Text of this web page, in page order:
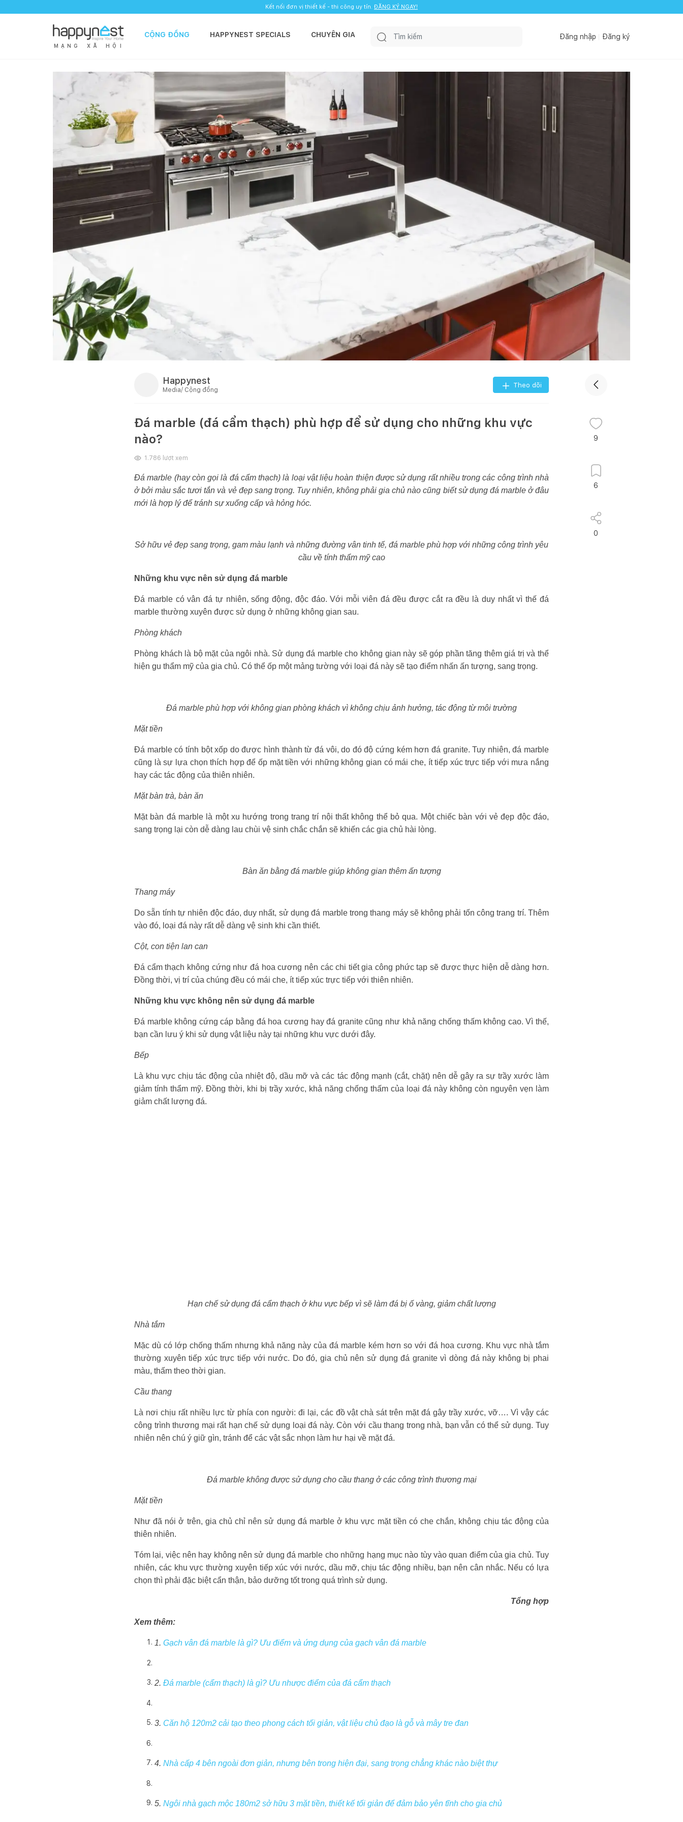
Kết nối đơn vị thiết kế - thi công uy tín. ĐĂNG KÝ NGAY!
M Ạ N G X Ã H Ộ I
CỘNG ĐỒNG HAPPYNEST SPECIALS CHUYÊN GIA Đăng nhập Đăng ký
Happynest
Media/ Cộng đồng
Theo dõi
Đá marble (đá cẩm thạch) phù hợp để sử dụng cho những khu vực
nào?
1.786 lượt xem
Đá marble (hay còn gọi là đá cẩm thạch) là loại vật liệu hoàn thiện được sử dụng rất nhiều trong các công trình nhà
ở bởi màu sắc tươi tắn và vẻ đẹp sang trọng. Tuy nhiên, không phải gia chủ nào cũng biết sử dụng đá marble ở đâu
mới là hợp lý để tránh sự xuống cấp và hỏng hóc.
Sở hữu vẻ đẹp sang trọng, gam màu lạnh và những đường vân tinh tế, đá marble phù hợp với những công trình yêu
cầu về tính thẩm mỹ cao
Những khu vực nên sử dụng đá marble
Đá marble có vân đá tự nhiên, sống động, độc đáo. Với mỗi viên đá đều được cắt ra đều là duy nhất vì thế đá
marble thường xuyên được sử dụng ở những không gian sau.
Phòng khách
Phòng khách là bộ mặt của ngôi nhà. Sử dụng đá marble cho không gian này sẽ góp phần tăng thêm giá trị và thể
hiện gu thẩm mỹ của gia chủ. Có thể ốp một mảng tường với loại đá này sẽ tạo điểm nhấn ấn tượng, sang trọng.
Đá marble phù hợp với không gian phòng khách vì không chịu ảnh hưởng, tác động từ môi trường
Mặt tiền
Đá marble có tính bột xốp do được hình thành từ đá vôi, do đó độ cứng kém hơn đá granite. Tuy nhiên, đá marble
cũng là sự lựa chọn thích hợp để ốp mặt tiền với những không gian có mái che, ít tiếp xúc trực tiếp với mưa nắng
hay các tác động của thiên nhiên.
Mặt bàn trà, bàn ăn
Mặt bàn đá marble là một xu hướng trong trang trí nội thất không thể bỏ qua. Một chiếc bàn với vẻ đẹp độc đáo,
sang trọng lại còn dễ dàng lau chùi vệ sinh chắc chắn sẽ khiến các gia chủ hài lòng.
Bàn ăn bằng đá marble giúp không gian thêm ấn tượng
Thang máy
Do sẵn tính tự nhiên độc đáo, duy nhất, sử dụng đá marble trong thang máy sẽ không phải tốn công trang trí. Thêm
vào đó, loại đá này rất dễ dàng vệ sinh khi cần thiết.
Cột, con tiện lan can
Đá cẩm thạch không cứng như đá hoa cương nên các chi tiết gia công phức tạp sẽ được thực hiện dễ dàng hơn.
Đồng thời, vị trí của chúng đều có mái che, ít tiếp xúc trực tiếp với thiên nhiên.
Những khu vực không nên sử dụng đá marble
Đá marble không cứng cáp bằng đá hoa cương hay đá granite cũng như khả năng chống thấm không cao. Vì thế,
bạn cần lưu ý khi sử dụng vật liệu này tại những khu vực dưới đây.
Bếp
Là khu vực chịu tác động của nhiệt độ, dầu mỡ và các tác động mạnh (cắt, chặt) nên dễ gây ra sự trầy xước làm
giảm tính thẩm mỹ. Đồng thời, khi bị trầy xước, khả năng chống thấm của loại đá này không còn nguyên vẹn làm
giảm chất lượng đá.
Hạn chế sử dụng đá cẩm thạch ở khu vực bếp vì sẽ làm đá bị ố vàng, giảm chất lượng
Nhà tắm
Mặc dù có lớp chống thấm nhưng khả năng này của đá marble kém hơn so với đá hoa cương. Khu vực nhà tắm
thường xuyên tiếp xúc trực tiếp với nước. Do đó, gia chủ nên sử dụng đá granite vì dòng đá này không bị phai
màu, thấm theo thời gian.
Cầu thang
Là nơi chịu rất nhiều lực từ phía con người: đi lại, các đồ vật chà sát trên mặt đá gây trầy xước, vỡ…. Vì vậy các
công trình thương mại rất hạn chế sử dụng loại đá này. Còn với cầu thang trong nhà, bạn vẫn có thể sử dụng. Tuy
nhiên nên chú ý giữ gìn, tránh để các vật sắc nhọn làm hư hại về mặt đá.
Đá marble không được sử dụng cho cầu thang ở các công trình thương mại
Mặt tiền
Như đã nói ở trên, gia chủ chỉ nên sử dụng đá marble ở khu vực mặt tiền có che chắn, không chịu tác động của
thiên nhiên.
Tóm lại, việc nên hay không nên sử dụng đá marble cho những hạng mục nào tùy vào quan điểm của gia chủ. Tuy
nhiên, các khu vực thường xuyên tiếp xúc với nước, dầu mỡ, chịu tác động nhiều, bạn nên cân nhắc. Nếu có lựa
chọn thì phải đặc biệt cẩn thận, bảo dưỡng tốt trong quá trình sử dụng.
Tổng hợp
Xem thêm:
1. Gạch vân đá marble là gì? Ưu điểm và ứng dụng của gạch vân đá marble
2. Đá marble (cẩm thạch) là gì? Ưu nhược điểm của đá cẩm thạch
3. Căn hộ 120m2 cải tạo theo phong cách tối giản, vật liệu chủ đạo là gỗ và mây tre đan
4. Nhà cấp 4 bên ngoài đơn giản, nhưng bên trong hiện đại, sang trọng chẳng khác nào biệt thự
5. Ngôi nhà gạch mộc 180m2 sở hữu 3 mặt tiền, thiết kế tối giản để đảm bảo yên tĩnh cho gia chủ
9
6
0